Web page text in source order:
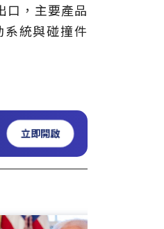
口，主要產品
統與碰撞件
立即開啟